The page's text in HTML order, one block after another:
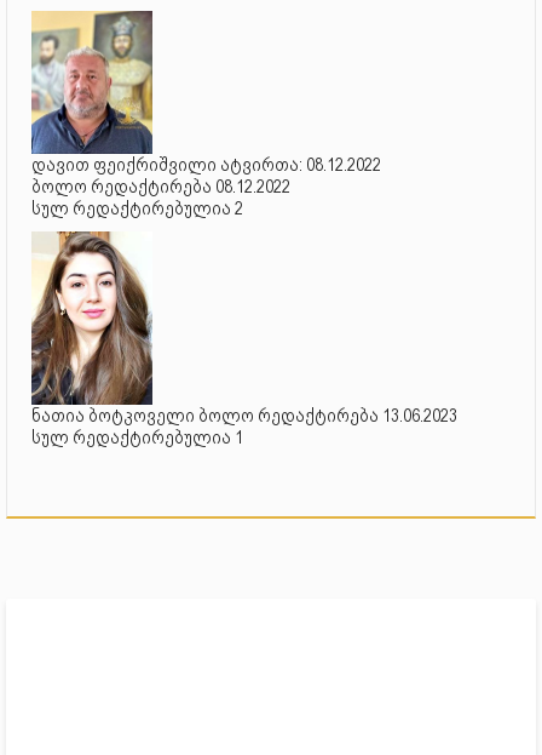
დავით ფეიქრიშვილი ატვირთა: 08.12.2022
ბოლო რედაქტირება 08.12.2022
სულ რედაქტირებულია 2
ნათია ბოტკოველი ბოლო რედაქტირება 13.06.2023
სულ რედაქტირებულია 1